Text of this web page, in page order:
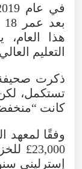
هذا
التعليم
ذكرت صحيفة
كانت
وفقًا لمعهد
إسترليني